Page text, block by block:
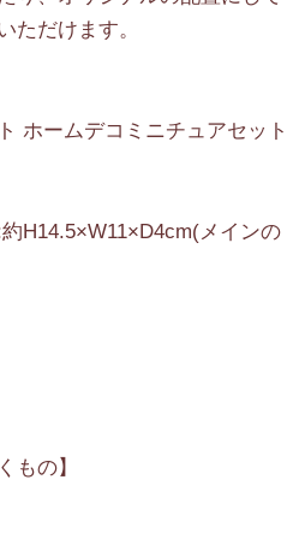
ただけます。
ホームデコミニチュアセット
H14.5×W11×D4cm(メインの
の】